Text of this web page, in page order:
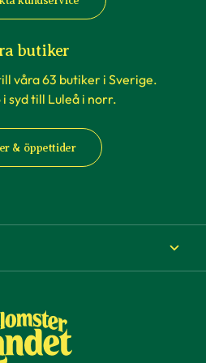
som kan ge
butiker
våra 63 butiker i Sverige.
syd till Luleå i norr.
& öppettider